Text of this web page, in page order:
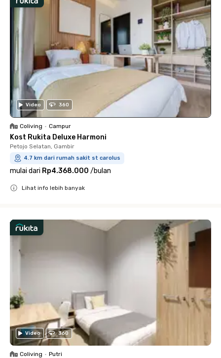
Video 360
Coliving • Campur
Kost Rukita Deluxe Harmoni
Petojo Selatan, Gambir
4.7 km dari rumah sakit st carolus
mulai dari Rp4.368.000 /bulan
Lihat info lebih banyak
Video 360
Coliving • Putri